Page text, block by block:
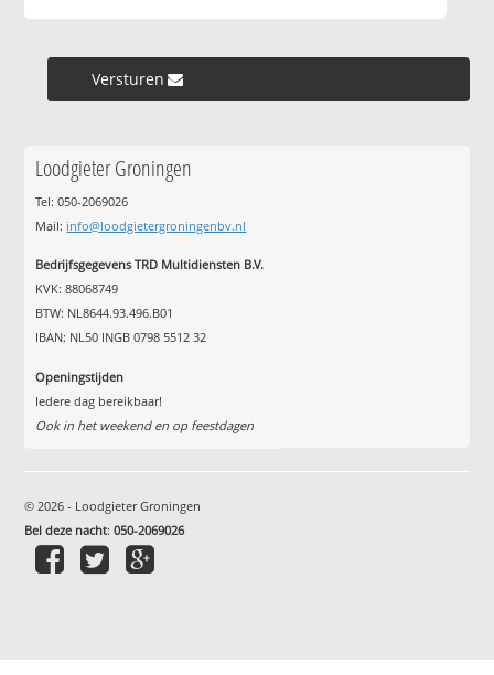
Versturen »
Loodgieter Groningen
Tel: 050-2069026
Mail: info@loodgietergroningenbv.nl
Bedrijfsgegevens TRD Multidiensten B.V.
KVK: 88068749
BTW: NL8644.93.496.B01
IBAN: NL50 INGB 0798 5512 32
Openingstijden
Iedere dag bereikbaar!
Ook in het weekend en op feestdagen
© 2026 - Loodgieter Groningen
Bel deze nacht:050-2069026